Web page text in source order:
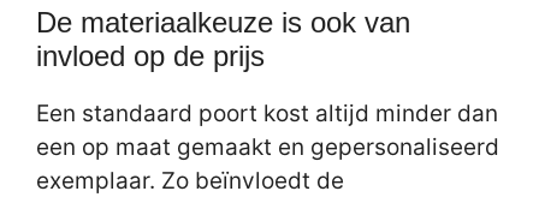
De materiaalkeuze is ook van
invloed op de prijs
Een standaard poort kost altijd minder dan
een op maat gemaakt en gepersonaliseerd
exemplaar. Zo beïnvloedt de